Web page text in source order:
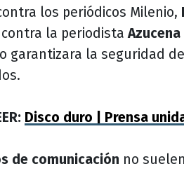
los periódicos Milenio,
la periodista
garantizara la seguridad
Disco duro | Prensa
de comunicación no